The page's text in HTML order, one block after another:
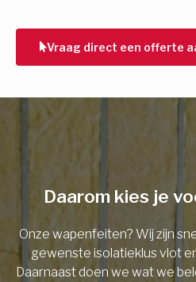
Vraag direct een offerte
Vorige
Telefoonnummer
Vorige
Daarom kies je
Onze wapenfeiten? Wij zijn
gewenste isolatieklus vlot
Daarnaast doen we wat we